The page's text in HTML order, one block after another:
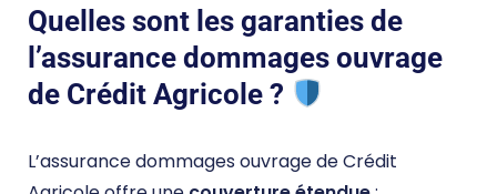
Quelles sont les garanties de
l’assurance dommages ouvrage
de Crédit Agricole ?
L’assurance dommages ouvrage de Crédit